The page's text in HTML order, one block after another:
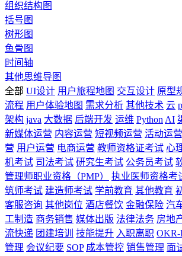
组织结构图
括号图
树形图
鱼骨图
时间轴
其他思维导图
全部 UI设计 用户旅程地图 交互设计 原型
流程 用户体验地图 需求分析 其他技术 云
架构 java 大数据 后端开发 运维 Python AI
新媒体运营 内容运营 短视频运营 活动运营
营 用户运营 电商运营 教师资格证考试 心
机考试 司法考试 研究生考试 公务员考试
管理师职业资格（PMP）
执业医师资格考
筑师考试 建造师考试 学前教育 其他教育
客服咨询 其他岗位 酒店餐饮 金融保险 汽
工制造 商务销售 媒体出版 法律法务 房地
流快递 团建培训 技能提升 入职离职
管理 会议纪要 SOP 成本管控 销售管理 面